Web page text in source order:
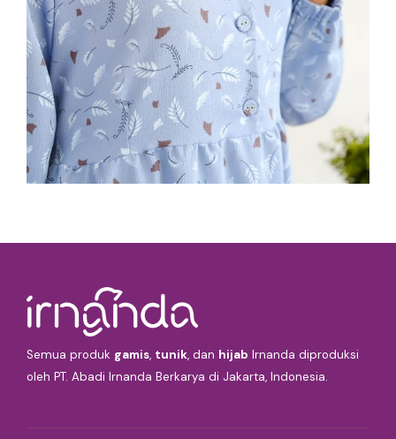
Semua produk gamis, tunik, dan hijab Irnanda diproduksi
oleh PT. Abadi Irnanda Berkarya di Jakarta, Indonesia.